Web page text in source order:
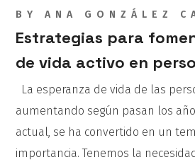
BYANA GONZÁLEZ
Estrategias para
de vida activo en
La esperanza de vida de las
aumentando según pasan los
actual, se ha convertido en un
importancia. Tenemos la